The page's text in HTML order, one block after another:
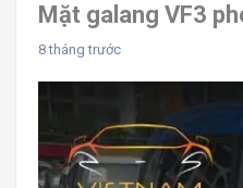
Mặt galang VF3
8 tháng trước